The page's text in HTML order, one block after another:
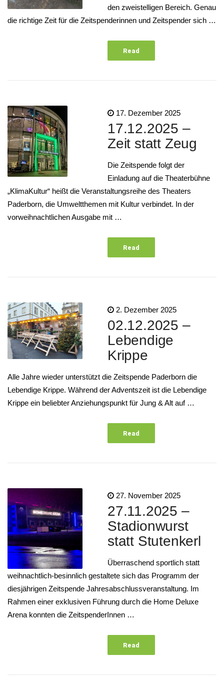
den zweistelligen Bereich. Genau
die richtige Zeit für die Zeitspenderinnen und Zeitspender sich …
Read
17. Dezember 2025
17.12.2025 –
Zeit statt Zeug
Die Zeitspende folgt der
Einladung auf die Theaterbühne
„KlimaKultur“ heißt die Veranstaltungsreihe des Theaters
Paderborn, die Umweltthemen mit Kultur verbindet. In der
vorweihnachtlichen Ausgabe mit …
Read
2. Dezember 2025
02.12.2025 –
Lebendige
Krippe
Alle Jahre wieder unterstützt die Zeitspende Paderborn die
Lebendige Krippe. Während der Adventszeit ist die Lebendige
Krippe ein beliebter Anziehungspunkt für Jung & Alt auf …
Read
27. November 2025
27.11.2025 –
Stadionwurst
statt Stutenkerl
Überraschend sportlich statt
weihnachtlich-besinnlich gestaltete sich das Programm der
diesjährigen Zeitspende Jahresabschlussveranstaltung. Im
Rahmen einer exklusiven Führung durch die Home Deluxe
Arena konnten die ZeitspenderInnen …
Read